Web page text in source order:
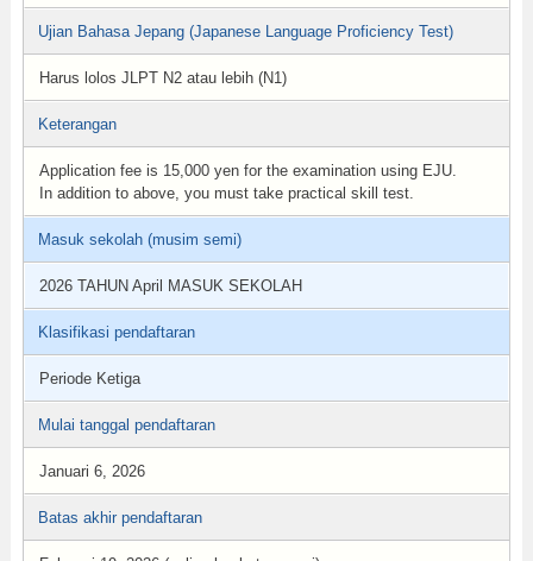
Ujian Bahasa Jepang (Japanese Language Proficiency Test)
Harus lolos JLPT N2 atau lebih (N1)
Keterangan
Application fee is 15,000 yen for the examination using EJU.
In addition to above, you must take practical skill test.
Masuk sekolah (musim semi)
2026 TAHUN April MASUK SEKOLAH
Klasifikasi pendaftaran
Periode Ketiga
Mulai tanggal pendaftaran
Januari 6, 2026
Batas akhir pendaftaran